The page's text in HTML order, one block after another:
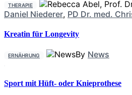
THERAPIE
Daniel Niederer, PD Dr. med.
Kreatin für Longevity
ERNÄHRUNG By News
Sport mit Hüft- oder Knieprothese